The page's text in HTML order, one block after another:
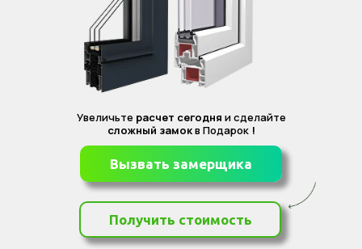
Вызвать замерщика
Увеличьте расчет сегодня и сделайте
сложный замокв Подарок !
Получить стоимость